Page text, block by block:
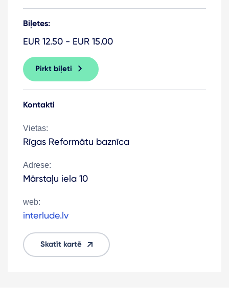
Biļetes:
EUR 12.50 - EUR 15.00
Pirkt biļeti
Kontakti
Vietas:
Rīgas Reformātu baznīca
Adrese:
Mārstaļu iela 10
web:
interlude.lv
Skatīt kartē